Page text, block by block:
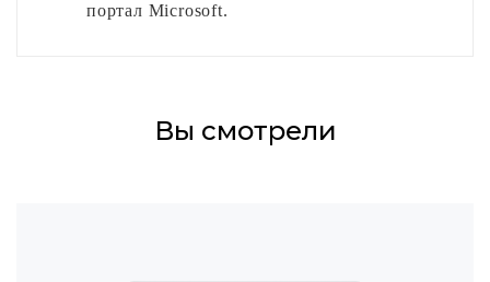
портал Microsoft.
Вы смотрели